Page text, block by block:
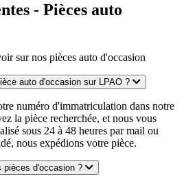
- Pièces auto
sur nos pièces auto d'occasion
auto d'occasion sur LPAO ?
numéro d'immatriculation dans notre
la pièce recherchée, et nous vous
sous 24 à 48 heures par mail ou
nous expédions votre pièce.
pièces d'occasion ?